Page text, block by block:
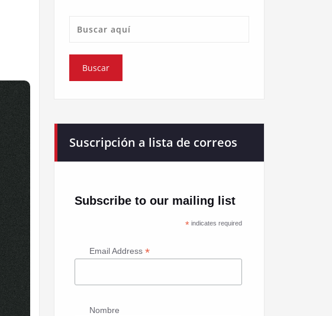
Suscripción a lista de correos
Subscribe to our mailing list
* indicates required
Email Address*
Nombre